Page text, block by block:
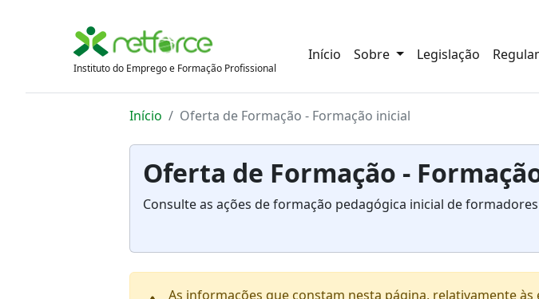
Instituto do Emprego e Formação Profissional
Início Sobre Legislação
Início Oferta de Formação - Formação inicial
Oferta de Formação -
Consulte as ações de formação pedagógica inicial de
As informações que constam nesta página, relativamente